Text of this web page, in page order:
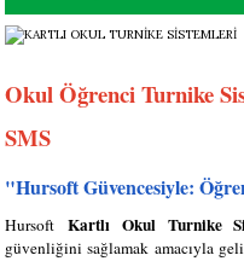
Okul Öğrenci Turnike
SMS
"Hursoft Güvencesiyle:
Hursoft Kartlı Okul Turnike
güvenliğini sağlamak amacıyla